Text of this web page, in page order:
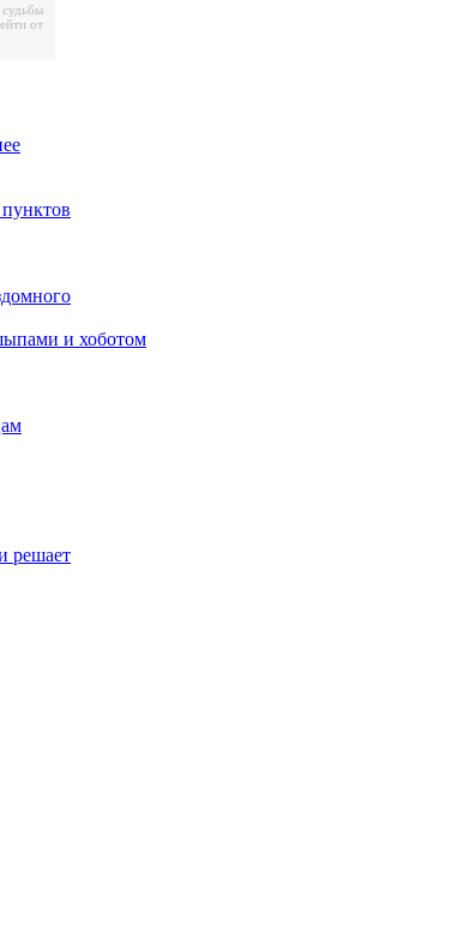
от
и хоботом
решает